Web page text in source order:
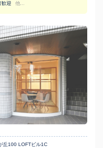
歓迎
他...
丘100 LOFTビル1C